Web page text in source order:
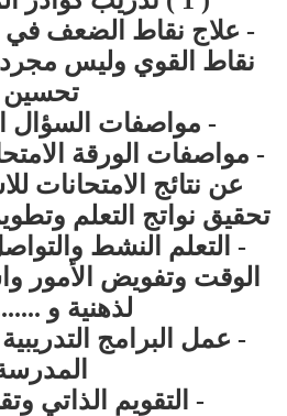
- علاج نقاط الضعف في
نقاط القوي وليس
تحسين
- مواصفات السؤال
- مواصفات الورقة
عن نتائج الامتحانات
تحقيق نواتج التعلم
- التعلم النشط
الوقت وتفويض الأمور
لذهنية و
- عمل البرامج التدريبية
- التقويم الذاتي